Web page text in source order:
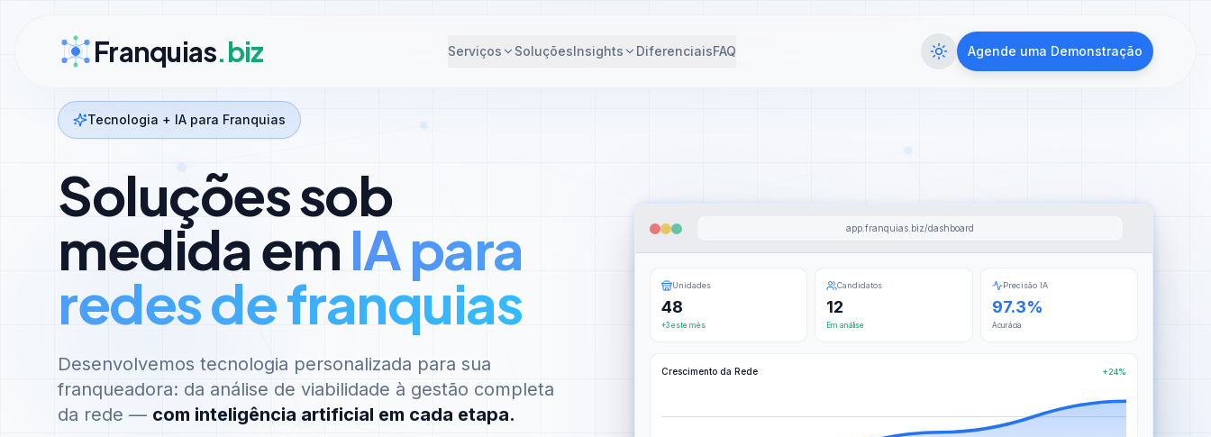
Franquias.biz Serviços SoluçõesInsights DiferenciaisFAQ Agende uma Demonstração
Tecnologia + IA para Franquias
Soluções sob
medida em IA para
redes de franquias
Desenvolvemos tecnologia personalizada para sua
franqueadora: da análise de viabilidade à gestão completa
da rede — com inteligência artificial em cada etapa.
app.franquias.biz/dashboard
Unidades
48
+3 este mês
Candidatos
12
Em análise
Precisão IA
97.3%
Acurácia
Crescimento da Rede +24%